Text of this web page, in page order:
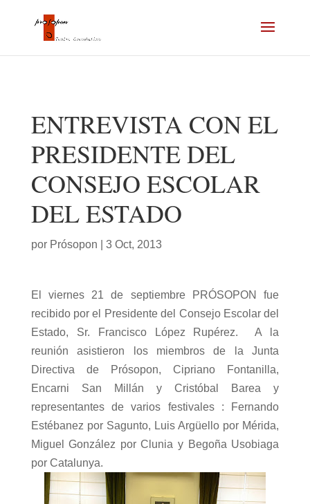
ENTREVISTA CON EL
PRESIDENTE DEL
CONSEJO ESCOLAR
DEL ESTADO
por Prósopon 3 Oct, 2013
El viernes 21 de septiembre PRÓSOPON fue
recibido por el Presidente del Consejo Escolar del
Estado, Sr. Francisco López Rupérez.
A la
reunión asistieron los miembros de
la Junta
Directiva de Prósopon, Cipriano Fontanilla,
Encarni San Millán y Cristóbal Barea y
representantes de varios festivales : Fernando
Estébanez por Sagunto, Luis Argüello por Mérida,
Miguel González por Clunia y Begoña Usobiaga
por Catalunya.